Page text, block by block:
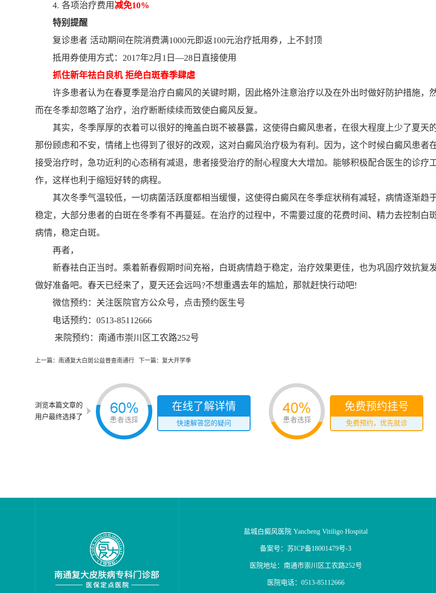
4. 各项治疗费用减免10%
特别提醒
复诊患者 活动期间在院消费满1000元即返100元治疗抵用券，上不封顶
抵用券使用方式：2017年2月1日—28日直接使用
抓住新年祛白良机 拒绝白斑春季肆虐
许多患者认为在春夏季是治疗白癜风的关键时期，因此格外注意治疗以及在外出时做好防护措施，
而在冬季却忽略了治疗，治疗断断续续而致使白癜风反复。
其实，冬季厚厚的衣着可以很好的掩盖白斑不被暴露，这使得白癜风患者，在很大程度上少了夏天
那份顾虑和不安，情绪上也得到了很好的改观，这对白癜风治疗极为有利。因为，这个时候白癜风患者
接受治疗时，急功近利的心态稍有减退，患者接受治疗的耐心程度大大增加。能够积极配合医生的诊疗
作，这样也利于缩短好转的病程。
其次冬季气温较低，一切病菌活跃度都相当缓慢，这使得白癜风在冬季症状稍有减轻，病情逐渐趋
稳定，大部分患者的白斑在冬季有不再蔓延。在治疗的过程中，不需要过度的花费时间、精力去控制白
病情，稳定白斑。
再者，
新春祛白正当时。乘着新春假期时间充裕，白斑病情趋于稳定，治疗效果更佳，也为巩固疗效抗复
做好准备吧。春天已经来了，夏天还会远吗?不想重遇去年的尴尬，那就赶快行动吧!
微信预约：关注医院官方公众号，点击预约医生号
电话预约：0513-85112666
来院预约：南通市崇川区工农路252号
上一篇： 南通复大白斑公益普查南通行 下一篇： 复大开学季
浏览本篇文章的
用户最终选择了
在线了解详情
快速解答您的疑问
免费预约挂号
免费预约，优先就诊
盐城白癜风医院Yancheng Vitiligo Hospital
备案号： 苏ICP备18001479号-3
医院地址：南通市崇川区工农路252号
医院电话： 0513-85112666